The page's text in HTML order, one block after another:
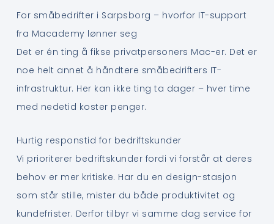
For småbedrifter i Sarpsborg – hvorfor IT-support
fra Macademy lønner seg
Det er én ting å fikse privatpersoners Mac-er. Det er
noe helt annet å håndtere småbedrifters IT-
infrastruktur. Her kan ikke ting ta dager – hver time
med nedetid koster penger.
Hurtig responstid for bedriftskunder
Vi prioriterer bedriftskunder fordi vi forstår at deres
behov er mer kritiske. Har du en design-stasjon
som står stille, mister du både produktivitet og
kundefrister. Derfor tilbyr vi samme dag service for